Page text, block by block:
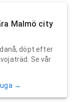
Malmö city
döpt efter
Se vår
→